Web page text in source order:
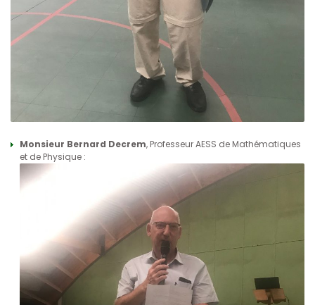
Monsieur Bernard Decrem, Professeur AESS de Mathématiques
et de Physique :